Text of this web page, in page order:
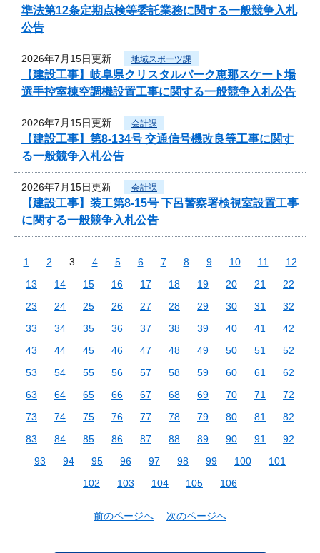
準法第12条定期点検等委託業務に関する一般競争入札
公告
2026年7月15日更新 地域スポーツ課
【建設工事】岐阜県クリスタルパーク恵那スケート場
選手控室棟空調機設置工事に関する一般競争入札公告
2026年7月15日更新 会計課
【建設工事】第8-134号 交通信号機改良等工事に関す
る一般競争入札公告
2026年7月15日更新 会計課
【建設工事】装工第8-15号 下呂警察署検視室設置工事
に関する一般競争入札公告
1 2 3 4 5 6 7 8 9 10 11
12
13
14 15 16 17 18 19 20 21
22
23
24 25 26 27 28 29 30 31
32
33
34 35 36 37 38 39 40 41
42
43
44 45 46 47 48 49 50 51
52
53
54 55 56 57 58 59 60 61
62
63
64 65 66 67 68 69 70 71
72
73
74 75 76 77 78 79 80 81
82
83
84 85 86 87 88 89 90 91
92
93
94 95 96 97 98 99 100
101
102
103 104 105 106
前のページへ 次のページへ